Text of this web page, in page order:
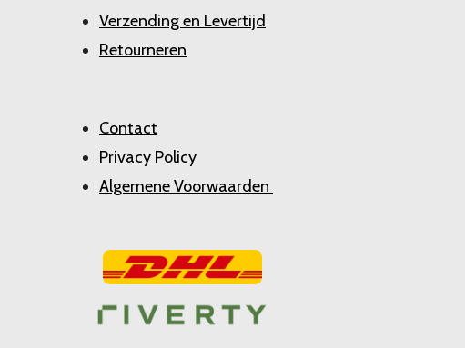
Verzending en Levertijd
Retourneren
Contact
Privacy Policy
Algemene Voorwaarden